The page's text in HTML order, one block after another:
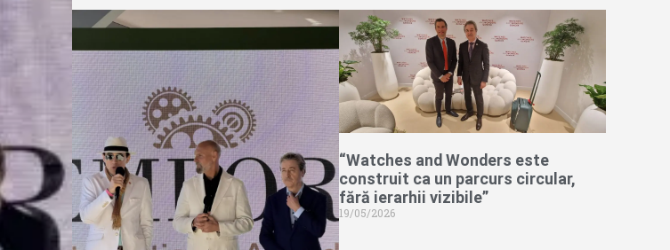
“Watches and Wonders este
construit ca un parcurs circular,
fără ierarhii vizibile”
19/05/2026